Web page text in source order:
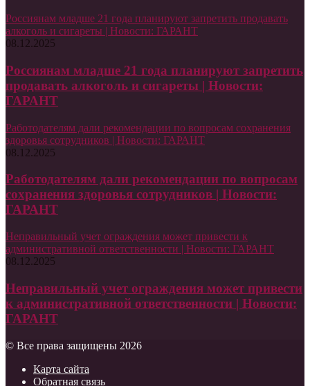
Россиянам младше 21 года планируют запретить продавать
алкоголь и сигареты | Новости: ГАРАНТ
08.12.2025
Россиянам младше 21 года планируют запретить
продавать алкоголь и сигареты | Новости:
ГАРАНТ
Работодателям дали рекомендации по вопросам сохранения
здоровья сотрудников | Новости: ГАРАНТ
08.12.2025
Работодателям дали рекомендации по вопросам
сохранения здоровья сотрудников | Новости:
ГАРАНТ
Неправильный учет ограждения может привести к
административной ответственности | Новости: ГАРАНТ
08.12.2025
Неправильный учет ограждения может привести
к административной ответственности | Новости:
ГАРАНТ
© Все права защищены 2026
Карта сайта
Обратная связь